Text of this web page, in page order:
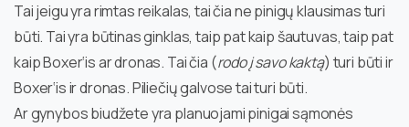
Tai jeigu yra rimtas reikalas, tai čia ne pinigų klausimas turi
būti. Tai yra būtinas ginklas, taip pat kaip šautuvas, taip pat
kaip Boxer‘is ar dronas. Tai čia (rodo į savo kaktą) turi būti ir
Boxer‘is ir dronas. Piliečių galvose tai turi būti.
Ar gynybos biudžete yra planuojami pinigai sąmonės